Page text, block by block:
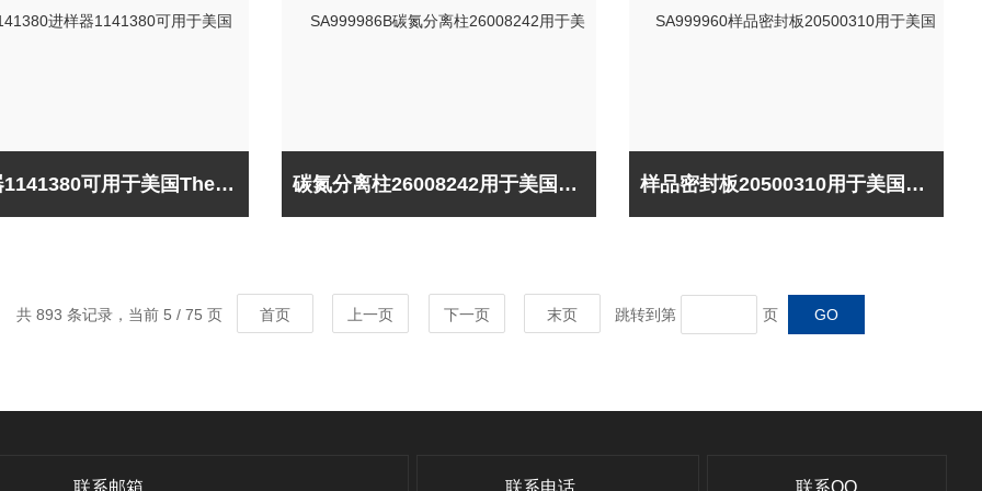
进样器1141380可用于美国Thermo 碳氮分离柱26008242用于美国Thermo 样品密封板20500310用于美国Thermo
共 893 条记录，当前 5 / 75 页 首页 上一页 下一页 末页 跳转到第 页
联系邮箱 联系电话 联系QQ